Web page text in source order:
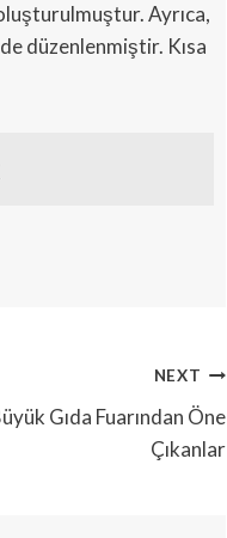
Ayrıca,
düzenlenmiştir. Kısa
NEXT
Gıda Fuarından Öne
Çıkanlar